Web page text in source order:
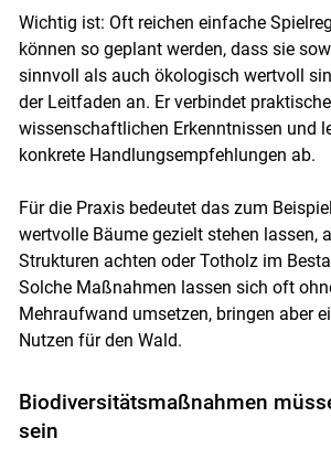
Wichtig ist: Oft reichen einfache
können so geplant werden, dass sie
sinnvoll als auch ökologisch wertvoll
der Leitfaden an. Er verbindet
wissenschaftlichen Erkenntnissen und
konkrete Handlungsempfehlungen ab.
Für die Praxis bedeutet das zum
wertvolle Bäume gezielt stehen lassen,
Strukturen achten oder Totholz im
Solche Maßnahmen lassen sich oft
Mehraufwand umsetzen, bringen aber
Nutzen für den Wald.
Biodiversitätsmaßnahmen
sein